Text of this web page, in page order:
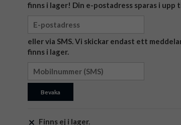
finns i lager! Din e-postadress sparas i upp
eller via SMS. Vi skickar endast ett
finns i lager.
Bevaka
Finns ej i lager.